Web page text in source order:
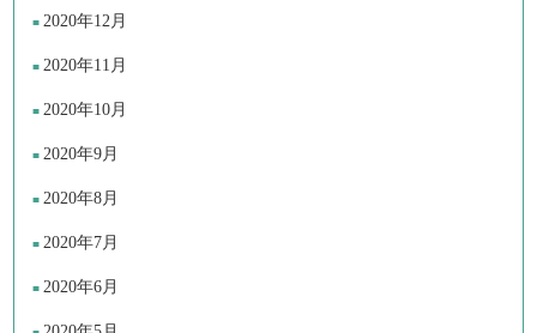
2020年12月
2020年11月
2020年10月
2020年9月
2020年8月
2020年7月
2020年6月